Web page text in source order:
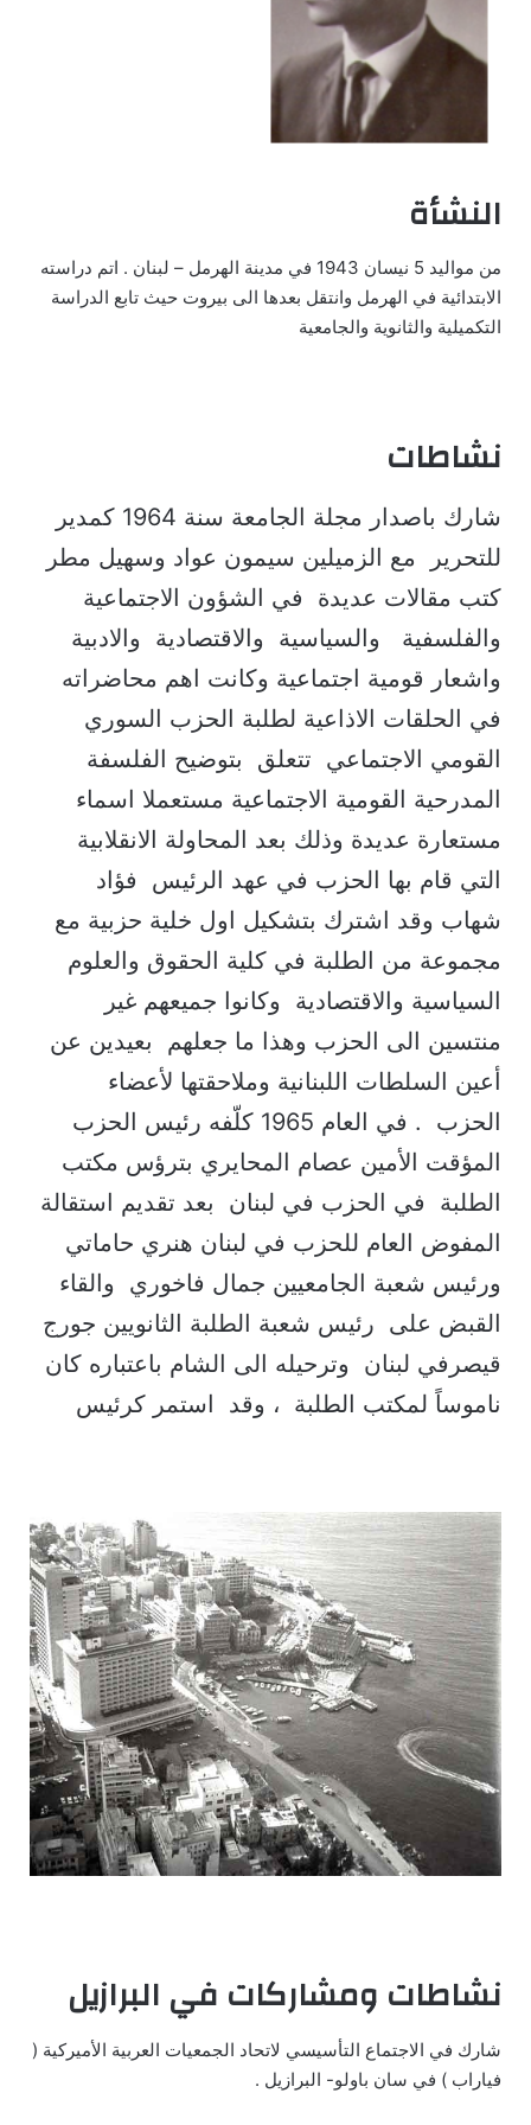
النشأة
من مواليد 5 نيسان 1943 في مدينة الهرمل – لبنان . اتم دراسته
الابتدائية في الهرمل وانتقل بعدها الى بيروت حيث تابع الدراسة
التكميلية والثانوية والجامعية
نشاطات
شارك باصدار مجلة الجامعة سنة 1964 كمدير
للتحرير مع الزميلين سيمون عواد وسهيل مطر
كتب مقالات عديدة في الشؤون الاجتماعية
والفلسفية والسياسية والاقتصادية والادبية
واشعار قومية اجتماعية وكانت اهم محاضراته
في الحلقات الاذاعية لطلبة الحزب السوري
القومي الاجتماعي تتعلق بتوضيح الفلسفة
المدرحية القومية الاجتماعية مستعملا اسماء
مستعارة عديدة وذلك بعد المحاولة الانقلابية
التي قام بها الحزب في عهد الرئيس فؤاد
شهاب وقد اشترك بتشكيل اول خلية حزبية مع
مجموعة من الطلبة في كلية الحقوق والعلوم
السياسية والاقتصادية وكانوا جميعهم غير
منتسين الى الحزب وهذا ما جعلهم بعيدين عن
أعين السلطات اللبنانية وملاحقتها لأعضاء
الحزب . في العام 1965 كلّفه رئيس الحزب
المؤقت الأمين عصام المحايري بترؤس مكتب
الطلبة في الحزب في لبنان بعد تقديم استقالة
المفوض العام للحزب في لبنان هنري حاماتي
ورئيس شعبة الجامعيين جمال فاخوري والقاء
القبض على رئيس شعبة الطلبة الثانويين جورج
قيصرفي لبنان وترحيله الى الشام باعتباره كان
ناموساً لمكتب الطلبة ، وقد استمر كرئيس
نشاطات ومشاركات في البرازيل
شارك في الاجتماع التأسيسي لاتحاد الجمعيات العربية الأميركية (
فياراب ) في سان باولو- البرازيل .